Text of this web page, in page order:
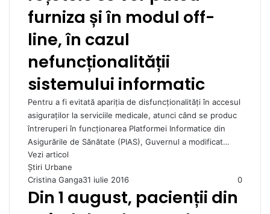
furniza și în modul off-
line, în cazul
nefuncționalității
sistemului informatic
Pentru a fi evitată apariția de disfuncționalități în accesul
asiguraților la serviciile medicale, atunci când se produc
întreruperi în funcționarea Platformei Informatice din
Asigurările de Sănătate (PIAS), Guvernul a modificat…
Vezi articol
Ştiri Urbane
Cristina Ganga31 iulie 2016 0
Din 1 august, pacienții din